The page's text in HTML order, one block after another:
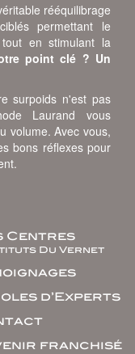
rééquilibrage
permettant le
en stimulant la
point clé ? Un
surpoids n'est pas
Laurand vous
volume. Avec vous,
bons réflexes pour
Centres
Du Vernet
d’Experts
franchisé